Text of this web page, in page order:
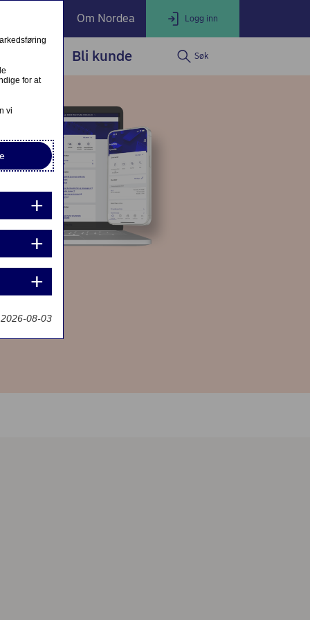
Om Nordea Logg inn
INN
Nordea Business
Nordea Corporate
Nettbank Privat
eller fullfør private lånesøknader
Bli kunde Søk
for at
vi
08-03